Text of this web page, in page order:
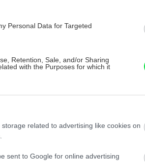
Personal Data for Targeted
Retention, Sale, and/or Sharing
with the Purposes for which it
related to advertising like cookies on
sent to Google for online advertising
a vrchných
sa nachádza vo
spodnými skrinkami a